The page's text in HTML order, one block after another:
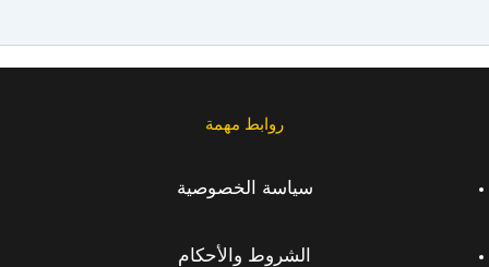
روابط مهمة
سياسة الخصوصية
الشروط والأحكام